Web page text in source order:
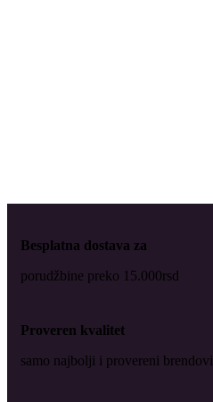
Besplatna dostava za
porudžbine preko 15.000rsd
Proveren kvalitet
samo najbolji i provereni brendovi